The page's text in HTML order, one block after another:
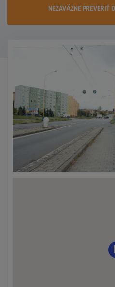
NEZÁVÄZNE PREVERIŤ